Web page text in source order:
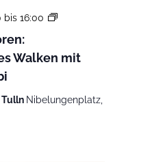
Walken mit
bis 16:00
Tullner
Walken
Gabi
Nibelungenplatz,